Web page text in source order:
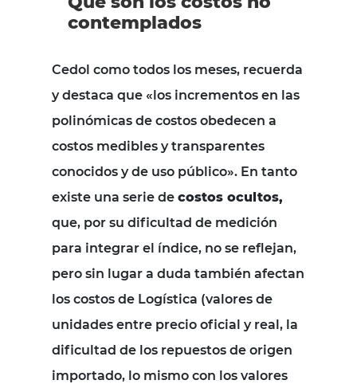
contemplados
Cedol como todos los meses, recuerda
y destaca que «los incrementos en las
polinómicas de costos obedecen a
costos medibles y transparentes
conocidos y de uso público». En tanto
existe una serie de costos ocultos,
que, por su dificultad de medición
para integrar el índice, no se reflejan,
pero sin lugar a duda también afectan
los costos de Logística (valores de
unidades entre precio oficial y real, la
dificultad de los repuestos de origen
importado, lo mismo con los valores